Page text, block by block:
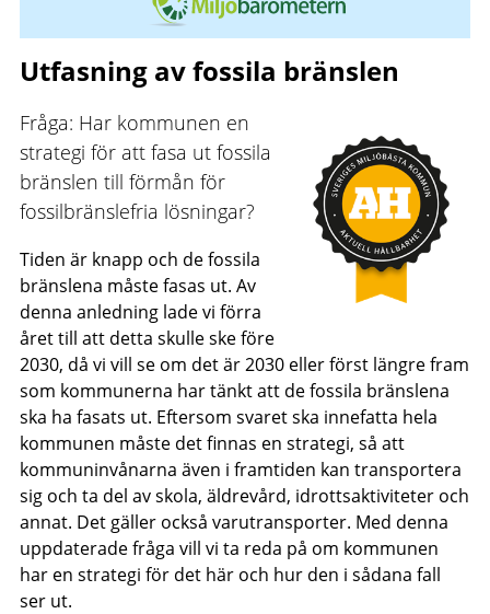
Utfasning av fossila bränslen
Fråga: Har kommunen en
strategi för att fasa ut fossila
bränslen till förmån för
fossilbränslefria lösningar?
Tiden är knapp och de fossila
bränslena måste fasas ut. Av
denna anledning lade vi förra
året till att detta skulle ske före
2030, då vi vill se om det är 2030 eller först längre fram
som kommunerna har tänkt att de fossila bränslena
ska ha fasats ut. Eftersom svaret ska innefatta hela
kommunen måste det finnas en strategi, så att
kommuninvånarna även i framtiden kan transportera
sig och ta del av skola, äldrevård, idrottsaktiviteter och
annat. Det gäller också varutransporter. Med denna
uppdaterade fråga vill vi ta reda på om kommunen
har en strategi för det här och hur den i sådana fall
ser ut.